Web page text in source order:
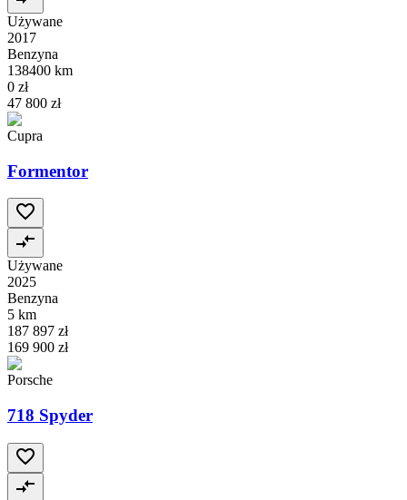
Używane
2017
Benzyna
138400 km
0 zł
47 800 zł
Cupra
Formentor
Używane
2025
Benzyna
5 km
187 897 zł
169 900 zł
Porsche
718 Spyder